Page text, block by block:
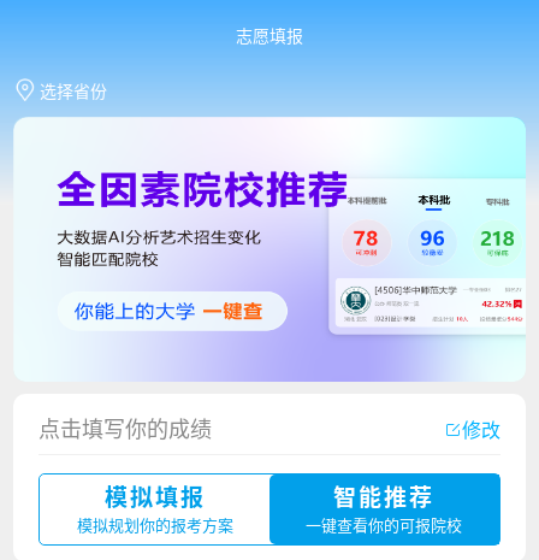
志愿填报
选择省份
点击填写你的成绩 修改
模拟填报
模拟规划你的报考方案
智能推荐
一键查看你的可报院校
香港中文大学（深圳）2023年夏季高考招生简章